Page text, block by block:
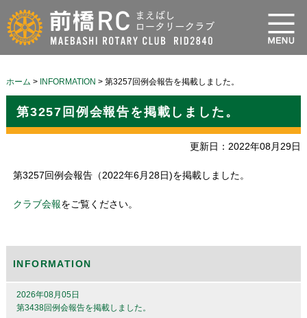
ホーム > INFORMATION > 第3257回例会報告を掲載しました。
第3257回例会報告を掲載しました。
更新日：2022年08月29日
第3257回例会報告（2022年6月28日)を掲載しました。
クラブ会報をご覧ください。
INFORMATION
2026年08月05日
第3438回例会報告を掲載しました。